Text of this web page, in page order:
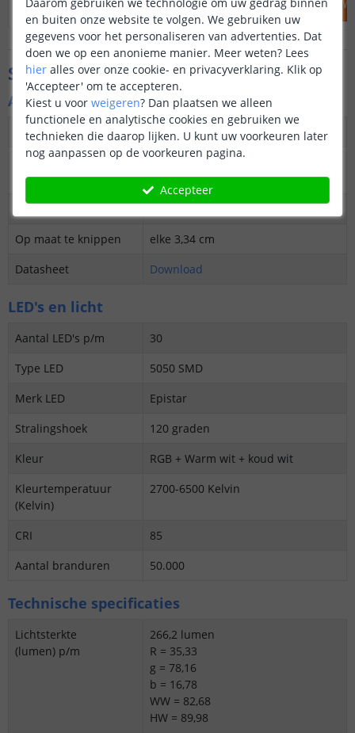
IN WINKELWAGEN IN
Specificaties
Algemene kenmerken
Dimbaar
Ja
3M plakstrip over de
gehele lengte
Op maat te knippen
elke 3,34 cm
Datasheet
Download
LED's en licht
Aantal LED's p/m
30
Type LED
5050 SMD
Merk LED
Epistar
Stralingshoek
120 graden
Kleur
RGB + Warm wit + koud wit
Kleurtemperatuur
(Kelvin)
2700-6500 Kelvin
CRI
85
Aantal branduren
50.000
Technische specificaties
Lichtsterkte
(lumen) p/m
266,2 lumen
R = 35,33
g = 78,16
b = 16,78
WW = 82,68
HW = 89,98
en buiten onze website te volgen. We gebruiken uw
gegevens voor het personaliseren van advertenties. Dat
doen we op een anonieme manier. Meer weten? Lees
hier alles over onze cookie- en privacyverklaring. Klik op
'Accepteer' om te accepteren.
Kiest u voor weigeren? Dan plaatsen we alleen
functionele en analytische cookies en gebruiken we
technieken die daarop lijken. U kunt uw voorkeuren later
nog aanpassen op de voorkeuren pagina.
Accepteer